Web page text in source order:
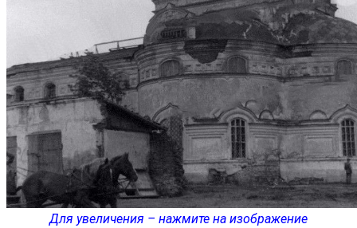
Для увеличения – нажмите на изображение